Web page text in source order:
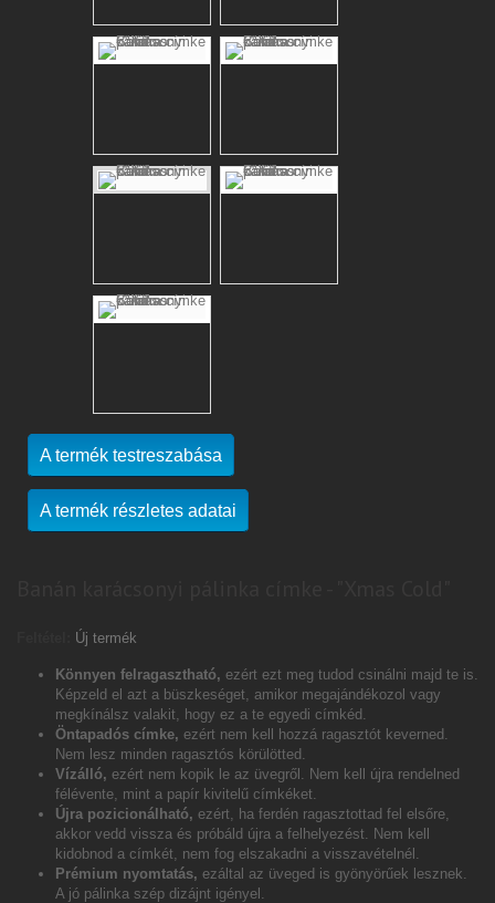
A termék testreszabása
A termék részletes adatai
Új termék
Könnyen felragasztható, ezért ezt meg tudod csinálni majd te is.
Képzeld el azt a büszkeséget, amikor megajándékozol vagy
megkínálsz valakit, hogy ez a te egyedi címkéd.
Öntapadós címke, ezért nem kell hozzá ragasztót keverned.
Nem lesz minden ragasztós körülötted.
Vízálló, ezért nem kopik le az üvegről. Nem kell újra rendelned
félévente, mint a papír kivitelű címkéket.
Újra pozicionálható, ezért, ha ferdén ragasztottad fel elsőre,
akkor vedd vissza és próbáld újra a felhelyezést. Nem kell
kidobnod a címkét, nem fog elszakadni a visszavételnél.
Prémium nyomtatás, ezáltal az üveged is gyönyörűek lesznek.
A jó pálinka szép dizájnt igényel.